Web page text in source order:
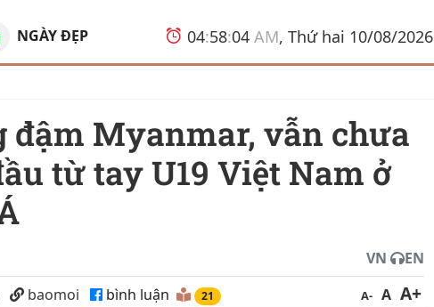
NGÀY ĐẸP 04:58:05 AM, Thứ hai 10/08/2026
từ tay U19 Việt Nam ở
VN
EN
baomoi bình luận 21 A- A A+